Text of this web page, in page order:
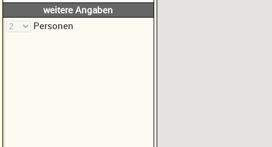
weitere Angaben
Personen